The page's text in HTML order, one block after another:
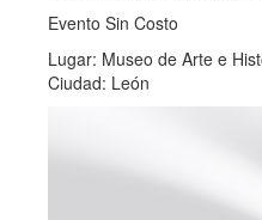
Evento Sin Costo
Lugar: Museo de Arte e
Ciudad: León